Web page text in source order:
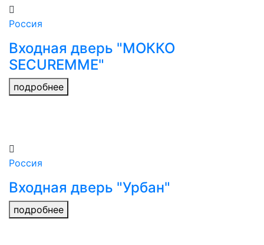
Россия
Входная дверь "МОККО
SECUREMME"
подробнее
Россия
Входная дверь "Урбан"
подробнее